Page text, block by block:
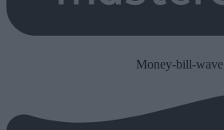
Money-bill-wave